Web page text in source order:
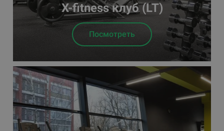
X-fitness клуб (LT)
Посмотреть